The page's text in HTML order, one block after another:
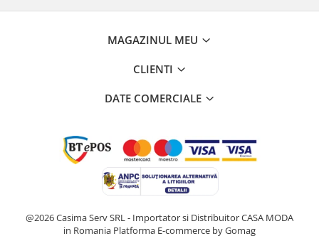
MAGAZINUL MEU
CLIENTI
DATE COMERCIALE
@2026 Casima Serv SRL - Importator si Distribuitor CASA MODA
in Romania Platforma E-commerce by Gomag